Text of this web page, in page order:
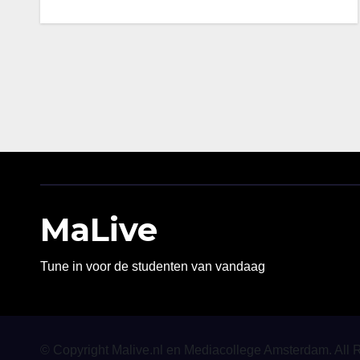
MaLive
Tune in voor de studenten van vandaag
© Copyright Malive.nl en Mediacollege Amsterdam. All